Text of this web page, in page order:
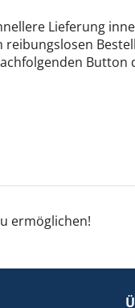
Lieferung
Button
ermöglichen!